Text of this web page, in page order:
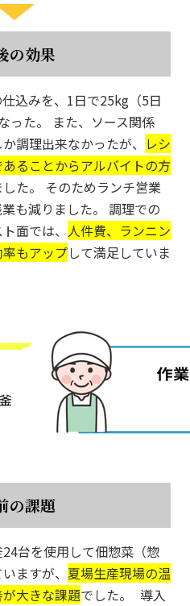
の効果
込みを、1日で25kg（5日
った。 また、ソース関係
調理出来なかったが、 レシ
ることからアルバイトの方
した。 そのためランチ営業
も減りました。 調理での
面では、 人件費、ランニン
もアップして満足していま
の課題
台を使用して佃惣菜（惣
ますが、 夏場生産現場の温
大きな課題でした。 導入